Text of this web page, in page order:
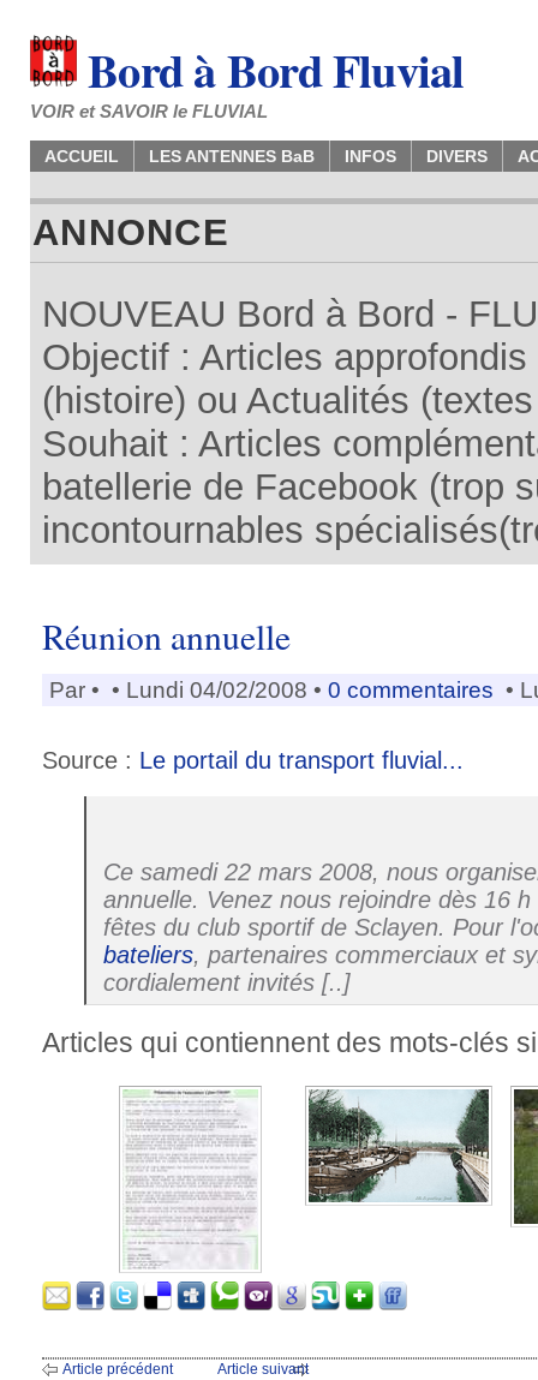
Bord à Bord Fluvial
VOIR et SAVOIR le FLUVIAL
ACCUEIL LES ANTENNES BaB INFOS DIVERS
ANNONCE
NOUVEAU Bord à Bord -
Objectif : Articles
(histoire) ou Actualités
Souhait : Articles
batellerie de Facebook (trop
incontournables
Réunion annuelle
Par • • Lundi 04/02/2008 • 0 commentaires •
Source : Le portail du transport fluvial...
Ce samedi 22 mars 2008, nous
annuelle. Venez nous rejoindre dès 16
fêtes du club sportif de Sclayen. Pour
bateliers, partenaires commerciaux et
cordialement invités [..]
Articles qui contiennent des mots-clés
Article précédent Article suivant